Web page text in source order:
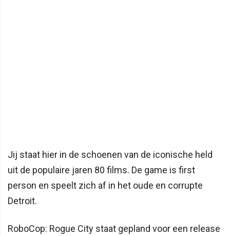
Jij staat hier in de schoenen van de iconische held
uit de populaire jaren 80 films. De game is first
person en speelt zich af in het oude en corrupte
Detroit.
RoboCop: Rogue City staat gepland voor een release